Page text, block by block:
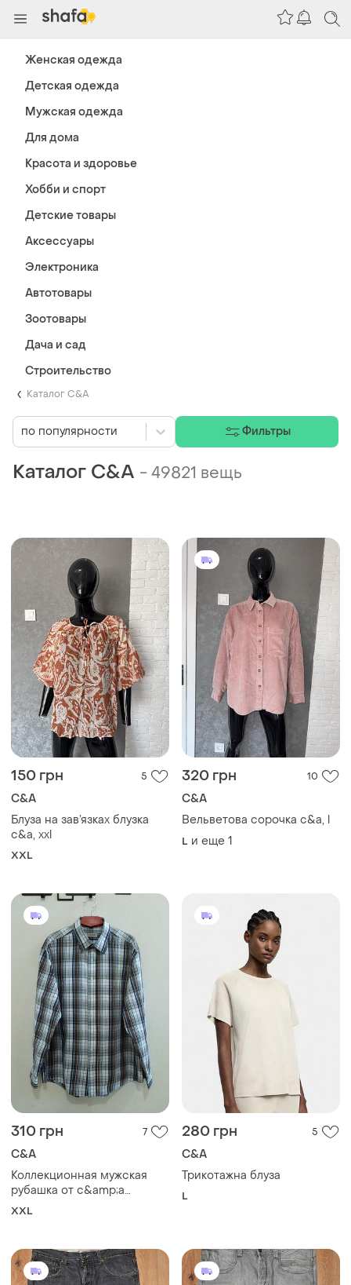
Каталог C&A
Каталог C&A -49821 вещь
150 грн 5
C&A
Блуза на зав’язках блузка
c&a, xxl
XXL
320 грн 10
C&A
Вельветова сорочка c&a, l
L и еще 1
310 грн 7
C&A
Коллекционная мужская
рубашка от c&amp;a
(коллекция canda), р. 52 (xxl)
XXL
280 грн 5
C&A
Трикотажна блуза
L
по популярности Фильтры
Женская одежда
Детская одежда
Мужская одежда
Для дома
Красота и здоровье
Хобби и спорт
Детские товары
Аксессуары
Электроника
Автотовары
Зоотовары
Дача и сад
Строительство